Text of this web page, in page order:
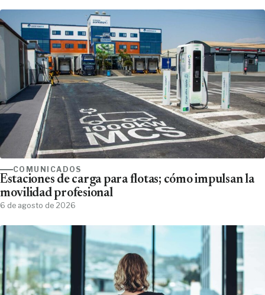
COMUNICADOS
Estaciones de carga para flotas; cómo impulsan la
movilidad profesional
6 de agosto de 2026